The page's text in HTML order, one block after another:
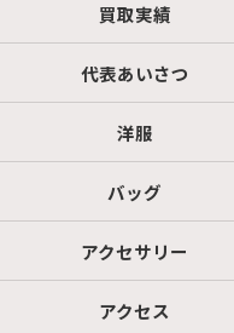
買取実績
代表あいさつ
洋服
バッグ
アクセサリー
アクセス